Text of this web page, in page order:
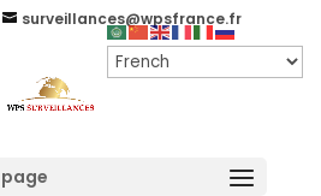
surveillances@wpsfrance.fr